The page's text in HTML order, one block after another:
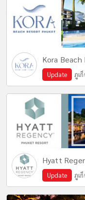
Kora
Update ภูเ
Hyatt
Update ภูเ